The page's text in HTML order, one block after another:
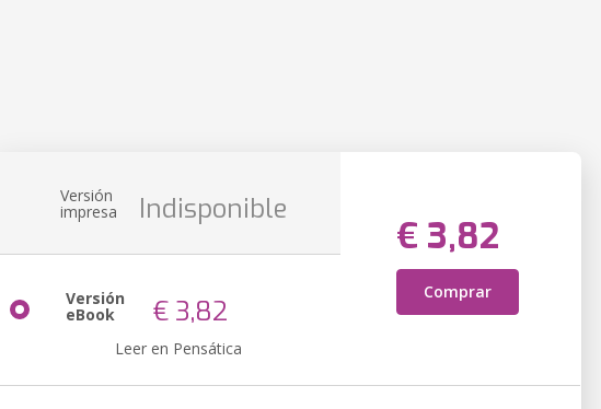
Versión
impresa Indisponible
€ 3,82
Comprar
Versión
eBook € 3,82
Leer en Pensática